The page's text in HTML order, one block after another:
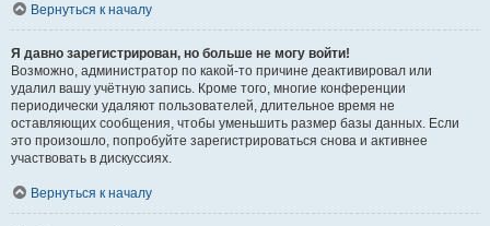
Вернуться к началу
Я давно зарегистрирован, но больше не могу войти!
Возможно, администратор по какой-то причине деактивировал или
удалил вашу учётную запись. Кроме того, многие конференции
периодически удаляют пользователей, длительное время не
оставляющих сообщения, чтобы уменьшить размер базы данных. Если
это произошло, попробуйте зарегистрироваться снова и активнее
участвовать в дискуссиях.
Вернуться к началу